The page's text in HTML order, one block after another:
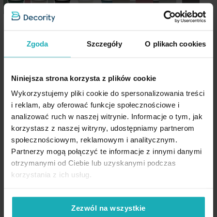
Zgoda Szczegóły O plikach cookies
Niniejsza strona korzysta z plików cookie
Wykorzystujemy pliki cookie do spersonalizowania treści
i reklam, aby oferować funkcje społecznościowe i
analizować ruch w naszej witrynie. Informacje o tym, jak
korzystasz z naszej witryny, udostępniamy partnerom
społecznościowym, reklamowym i analitycznym.
Partnerzy mogą połączyć te informacje z innymi danymi
otrzymanymi od Ciebie lub uzyskanymi podczas
korzystania z ich usług.
Zezwól na wszystkie
Pobierz instrukcję użytkowania i bezpieczeństwa produktu
Skład:100% bawełna
Sposób zapięcia:
Temperatura prasowania: 110°C
Kolekcja:Diva Line
do listy życzeń
Poszewka na poduszkę 50x70
DINA Eurofirany
Najniższa cena z 30 dni przed
obniżką:30,90 zł
Cena regularna:30,90 zł
Dodaj do koszyka Dodaj do listy życzeń
Prześcieradło z gumką
bawełnianej kolor biały 125
97,20 zł
Dodaj do koszyka
High-contrast mode